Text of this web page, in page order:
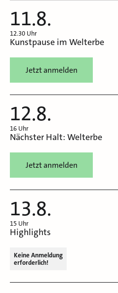
11.8.
12.30 Uhr
Kunstpause im Welterbe
Jetzt anmelden
12.8.
16 Uhr
Nächster Halt: Welterbe
Jetzt anmelden
13.8.
15 Uhr
Highlights
Keine Anmeldung
erforderlich!